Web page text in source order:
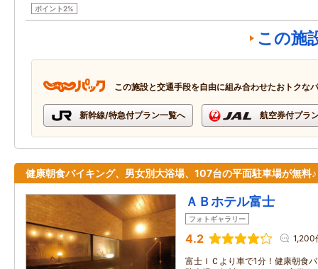
ポイント2%
この施
この施設と交通手段を自由に組み合わせたおトクな
新幹線/特急付プラン一覧へ 航空券付プラ
健康朝食バイキング、男女別大浴場、107台の平面駐車場が無料♪
ＡＢホテル富士
フォトギャラリー
4.2 1,200
富士ＩＣより車で1分！健康朝食